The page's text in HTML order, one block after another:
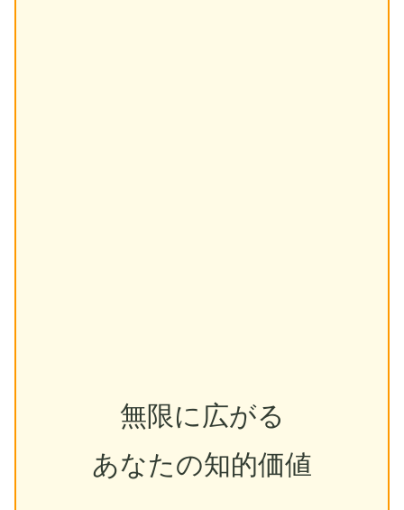
無限に広がる
あなたの知的価値